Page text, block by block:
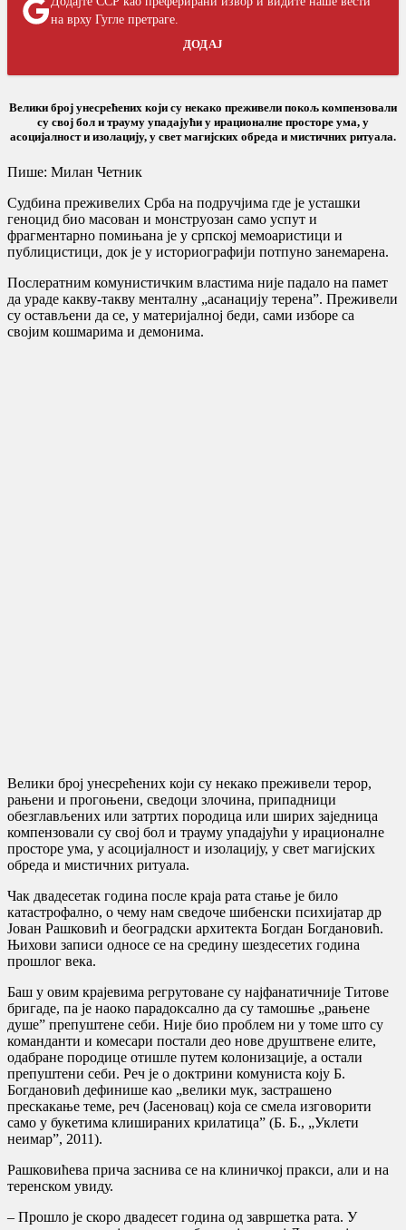
на врху Гугле претраге.
ДОДАЈ
Велики број унесрећених који су некако преживели покољ компензовали
су свој бол и трауму упадајући у ирационалне просторе ума, у
асоцијалност и изолацију, у свет магијских обреда и мистичних ритуала.
Пише: Милан Четник
Судбина преживелих Срба на подручјима где је усташки
геноцид био масован и монструозан само успут и
фрагментарно помињана је у српској мемоаристици и
публицистици, док је у историографији потпуно занемарена.
Послератним комунистичким властима није падало на памет
да ураде какву-такву менталну „асанацију терена”. Преживели
су остављени да се, у материјалној беди, сами изборе са
својим кошмарима и демонима.
Велики број унесрећених који су некако преживели терор,
рањени и прогоњени, сведоци злочина, припадници
обезглављених или затртих породица или ширих заједница
компензовали су свој бол и трауму упадајући у ирационалне
просторе ума, у асоцијалност и изолацију, у свет магијских
обреда и мистичних ритуала.
Чак двадесетак година после краја рата стање је било
катастрофално, о чему нам сведоче шибенски психијатар др
Јован Рашковић и београдски архитекта Богдан Богдановић.
Њихови записи односе се на средину шездесетих година
прошлог века.
Баш у овим крајевима регрутоване су најфанатичније Титове
бригаде, па је наоко парадоксално да су тамошње „рањене
душе” препуштене себи. Није био проблем ни у томе што су
команданти и комесари постали део нове друштвене елите,
одабране породице отишле путем колонизације, а остали
препуштени себи. Реч је о доктрини комуниста коју Б.
Богдановић дефинише као „велики мук, застрашено
прескакање теме, реч (Јасеновац) која се смела изговорити
само у букетима клишираних крилатица” (Б. Б., „Уклети
неимар”, 2011).
Рашковићева прича заснива се на клиничкој пракси, али и на
теренском увиду.
– Прошло је скоро двадесет година од завршетка рата. У